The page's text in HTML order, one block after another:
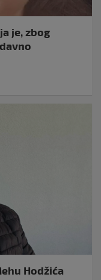
je, zbog
Hodžića